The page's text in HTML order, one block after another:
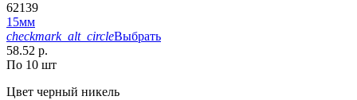
62139
15мм
checkmark_alt_circleВыбрать
58.52 р.
По 10 шт
Цвет черный никель